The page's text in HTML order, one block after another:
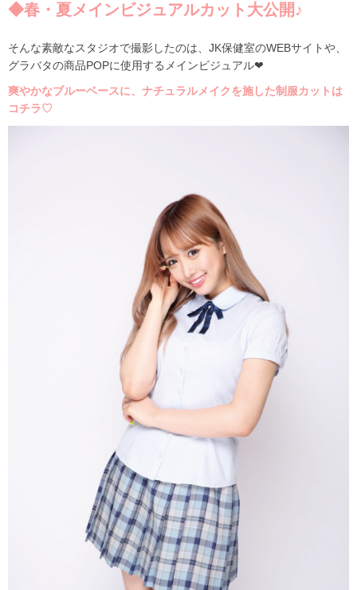
◆春・夏メインビジュアルカット大公開♪
そんな素敵なスタジオで撮影したのは、 JK保健室のWEBサイトや、
グラバタの商品POPに使用するメインビジュアル❤
爽やかなブルーベースに、ナチュラルメイクを施した制服カットは
コチラ♡